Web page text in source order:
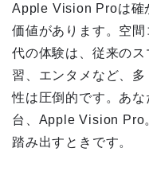
Apple Vision Proは確
価値があります。空
代の体験は、従来の
習、エンタメなど、
性は圧倒的です。あ
台、Apple Vision Pro
踏み出すときです。